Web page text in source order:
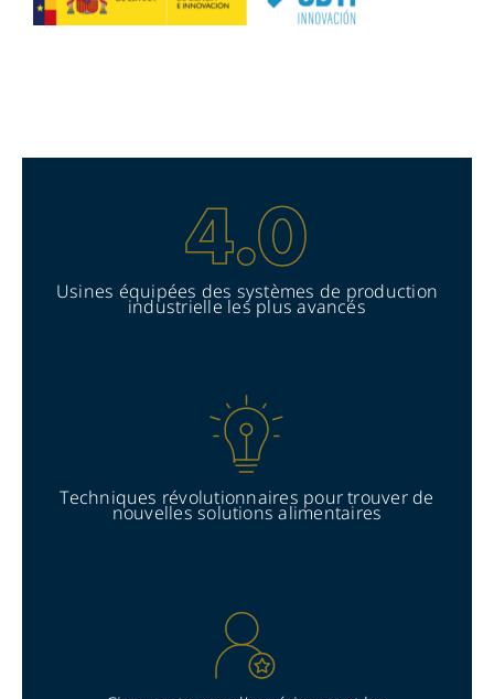
Usines équipées des systèmes de production
industrielle les plus avancés
Techniques révolutionnaires pour trouver de
nouvelles solutions alimentaires